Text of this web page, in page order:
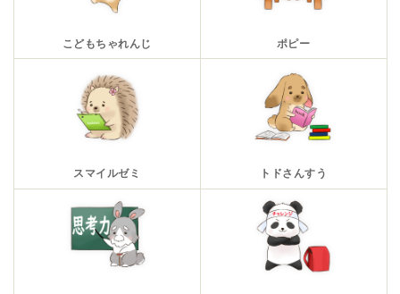
こどもちゃれんじ ポピー
スマイルゼミ トドさんすう